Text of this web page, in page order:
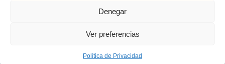
Denegar
Ver preferencias
Política de Privacidad
© 2025 OsaBus © Todos los derechos reservados.